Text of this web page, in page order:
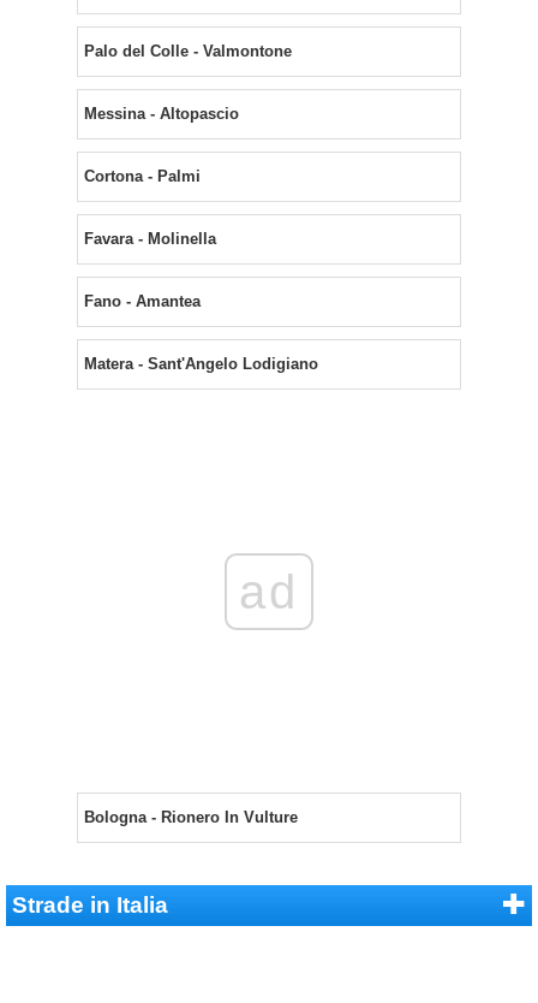
Palo del Colle - Valmontone
Messina - Altopascio
Cortona - Palmi
Favara - Molinella
Fano - Amantea
Matera - Sant'Angelo Lodigiano
ad
Bologna - Rionero In Vulture
Strade in Italia